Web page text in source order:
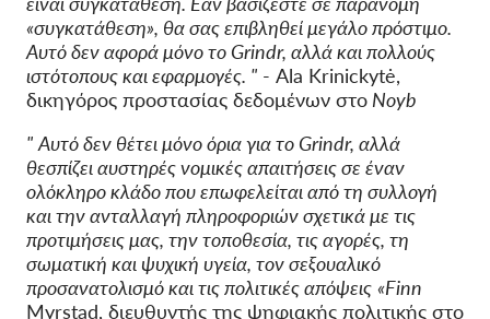
«συγκατάθεση», θα σας επιβληθεί μεγάλο πρόστιμο.
Αυτό δεν αφορά μόνο το Grindr, αλλά και πολλούς
ιστότοπους και εφαρμογές. " - Ala Krinickytė,
δικηγόρος προστασίας δεδομένων στο Noyb
" Αυτό δεν θέτει μόνο όρια για το Grindr, αλλά
θεσπίζει αυστηρές νομικές απαιτήσεις σε έναν
ολόκληρο κλάδο που επωφελείται από τη συλλογή
και την ανταλλαγή πληροφοριών σχετικά με τις
προτιμήσεις μας, την τοποθεσία, τις αγορές, τη
σωματική και ψυχική υγεία, τον σεξουαλικό
προσανατολισμό και τις πολιτικές απόψεις «Finn
Myrstad, διευθυντής της ψηφιακής πολιτικής στο